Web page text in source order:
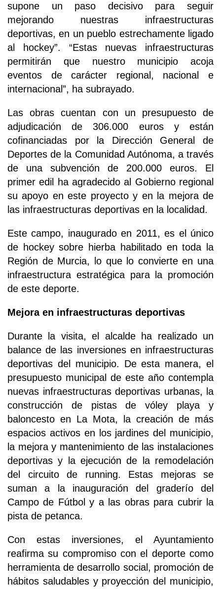
supone un paso decisivo para seguir
mejorando nuestras infraestructuras
deportivas, en un pueblo estrechamente ligado
al hockey”. “Estas nuevas infraestructuras
permitirán que nuestro municipio acoja
eventos de carácter regional, nacional e
internacional”, ha subrayado.
Las obras cuentan con un presupuesto de
adjudicación de 306.000 euros y están
cofinanciadas por la Dirección General de
Deportes de la Comunidad Autónoma, a través
de una subvención de 200.000 euros. El
primer edil ha agradecido al Gobierno regional
su apoyo en este proyecto y en la mejora de
las infraestructuras deportivas en la localidad.
Este campo, inaugurado en 2011, es el único
de hockey sobre hierba habilitado en toda la
Región de Murcia, lo que lo convierte en una
infraestructura estratégica para la promoción
de este deporte.
Mejora en infraestructuras deportivas
Durante la visita, el alcalde ha realizado un
balance de las inversiones en infraestructuras
deportivas del municipio. De esta manera, el
presupuesto municipal de este año contempla
nuevas infraestructuras deportivas urbanas, la
construcción de pistas de vóley playa y
baloncesto en La Mota, la creación de más
espacios activos en los jardines del municipio,
la mejora y mantenimiento de las instalaciones
deportivas y la ejecución de la remodelación
del circuito de running. Estas mejoras se
suman a la inauguración del graderío del
Campo de Fútbol y a las obras para cubrir la
pista de petanca.
Con estas inversiones, el Ayuntamiento
reafirma su compromiso con el deporte como
herramienta de desarrollo social, promoción de
hábitos saludables y proyección del municipio,